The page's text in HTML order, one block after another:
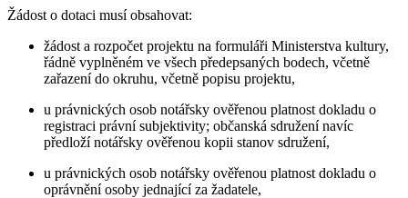
Žádost o dotaci musí obsahovat:
žádost a rozpočet projektu na formuláři Ministerstva kultury,
řádně vyplněném ve všech předepsaných bodech, včetně
zařazení do okruhu, včetně popisu projektu,
u právnických osob notářsky ověřenou platnost dokladu o
registraci právní subjektivity; občanská sdružení navíc
předloží notářsky ověřenou kopii stanov sdružení,
u právnických osob notářsky ověřenou platnost dokladu o
oprávnění osoby jednající za žadatele,